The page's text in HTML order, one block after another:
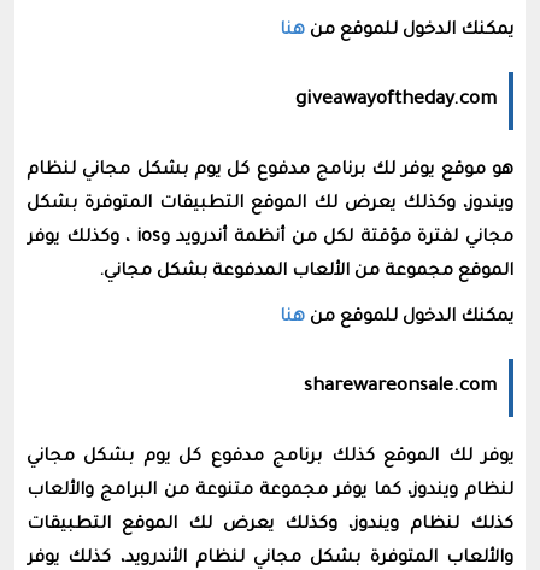
يمكنك الدخول للموقع من هنا
giveawayoftheday.com
هو موقع يوفر لك برنامج مدفوع كل يوم بشكل مجاني لنظام
ويندوز، وكذلك يعرض لك الموقع التطبيقات المتوفرة بشكل
مجاني لفترة مؤقتة لكل من أنظمة أندرويد وios ، وكذلك يوفر
الموقع مجموعة من الألعاب المدفوعة بشكل مجاني.
يمكنك الدخول للموقع من هنا
sharewareonsale.com
يوفر لك الموقع كذلك برنامج مدفوع كل يوم بشكل مجاني
لنظام ويندوز، كما يوفر مجموعة متنوعة من البرامج والألعاب
كذلك لنظام ويندوز، وكذلك يعرض لك الموقع التطبيقات
والألعاب المتوفرة بشكل مجاني لنظام الأندرويد، كذلك يوفر